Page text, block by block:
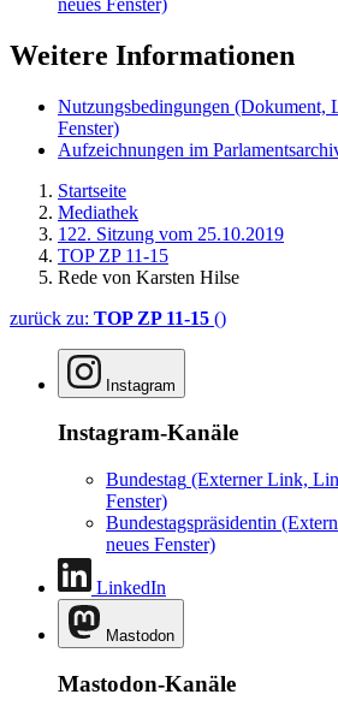
neues Fenster)
Weitere Informationen
Nutzungsbedingungen (Dokument,
Fenster)
Aufzeichnungen im
Startseite
Mediathek
122. Sitzung vom 25.10.2019
TOP ZP 11-15
Rede von Karsten Hilse
zurück zu: TOP ZP 11-15 ()
Instagram
Instagram-Kanäle
Bundestag (Externer Link,
Fenster)
Bundestagspräsidentin
neues Fenster)
LinkedIn
Mastodon
Mastodon-Kanäle